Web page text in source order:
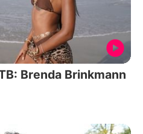
Brenda Brinkmann